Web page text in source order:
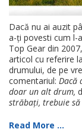
Dacă nu ai auzit
a-ți povesti cum l-
Top Gear din
articol cu referire
drumului, de pe
comentariul: Dacă
doar un alt drum,
străbați, trebuie
Read More ...